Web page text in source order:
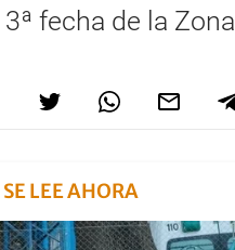
fecha de la Zona
LEE AHORA